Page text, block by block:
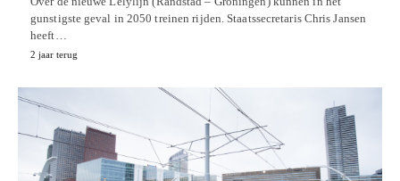
gunstigste geval in 2050 treinen rijden. Staatssecretaris Chris Jansen
heeft…
2 jaar terug